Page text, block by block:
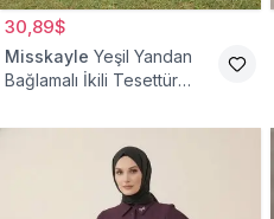
30,89$
Misskayle Yeşil Yandan
Bağlamalı İkili Tesettür